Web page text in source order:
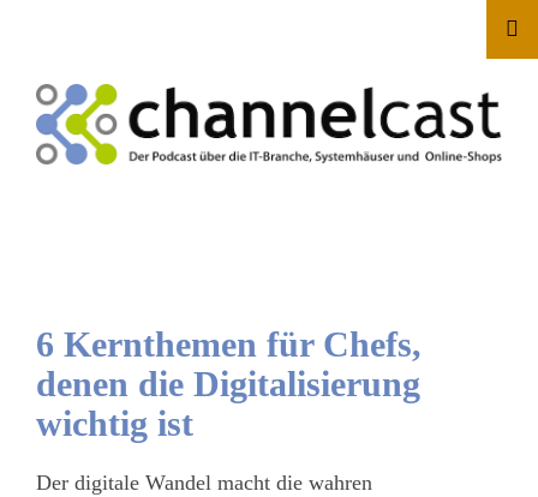
6 Kernthemen für Chefs,
denen die Digitalisierung
wichtig ist
Der digitale Wandel macht die wahren